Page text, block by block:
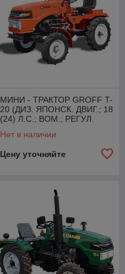
МИНИ - ТРАКТОР GROFF T-
20 (ДИЗ. ЯПОНСК. ДВИГ.; 18
(24) Л.С.; BOM.; РЕГУЛ.
Бонуса!
Нет в наличии
Цену уточняйте